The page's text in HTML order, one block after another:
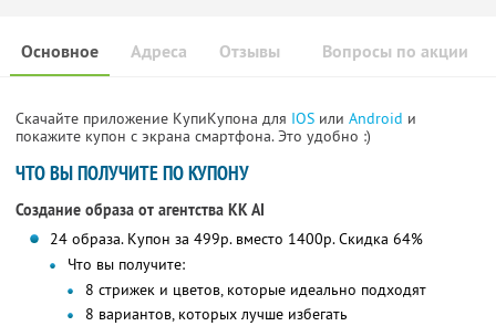
Основное Отзывы Вопросы по акции
Адреса
Скачайте приложение КупиКупона для IOS или Android и
покажите купон с экрана смартфона. Это удобно :)
ЧТО ВЫ ПОЛУЧИТЕ ПО КУПОНУ
Создание образа от агентства KK AI
24 образа. Купон за 499р. вместо 1400р. Скидка 64%
Что вы получите:
8 стрижек и цветов, которые идеально подходят
8 вариантов, которых лучше избегать